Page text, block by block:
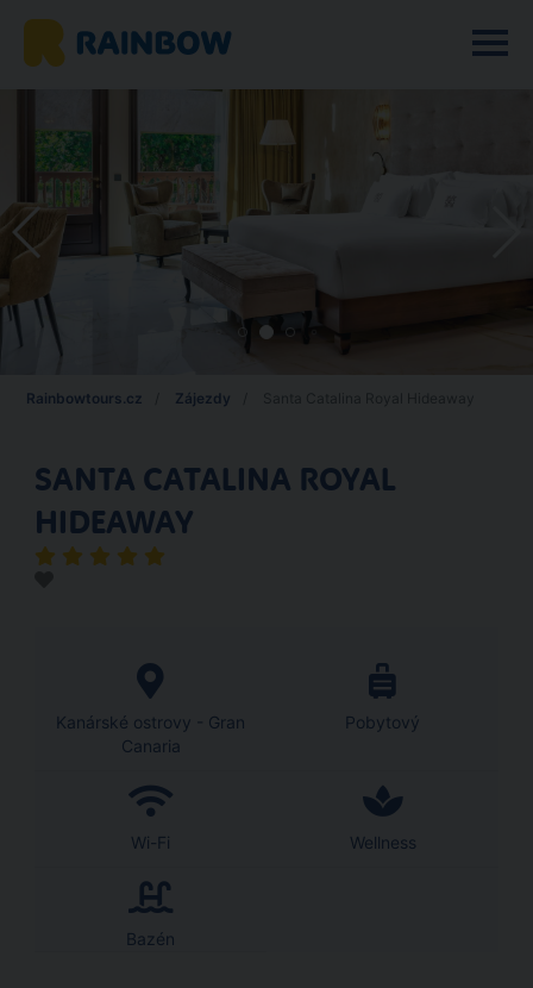
Rainbowtours.cz Zájezdy
SANTA CATALINA ROYAL
HIDEAWAY
Kanárské ostrovy - Gran
Canaria
Pobytový
Wi-Fi Wellness
Bazén